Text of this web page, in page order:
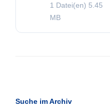
1 Datei(en) 5.45
MB
Suche im Archiv